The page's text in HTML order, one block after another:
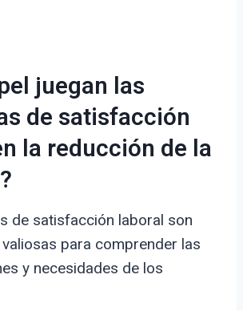
juegan las
de satisfacción
la reducción de la
de satisfacción laboral son
para comprender las
y necesidades de los